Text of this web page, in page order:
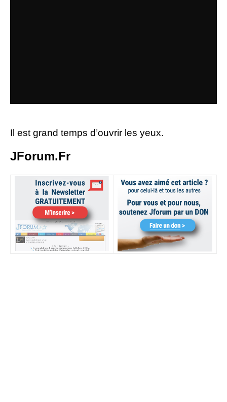
Il est grand temps d’ouvrir les yeux.
JForum.Fr